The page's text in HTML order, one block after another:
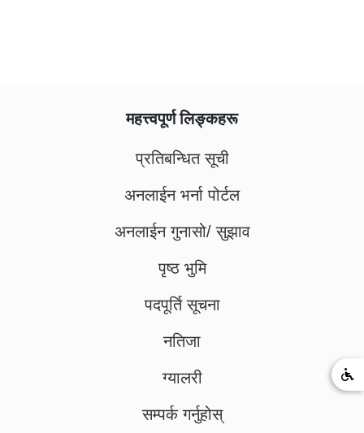
महत्त्वपूर्ण लिङ्कहरू
प्रतिबन्धित सूची
अनलाईन भर्ना पोर्टल
अनलाईन गुनासो/ सुझाव
पृष्ठ भुमि
पदपूर्ति सूचना
नतिजा
ग्यालरी
सम्पर्क गर्नुहोस्